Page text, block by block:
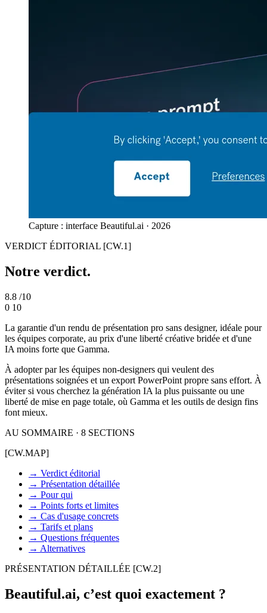
Capture : interface Beautiful.ai · 2026
VERDICT ÉDITORIAL [CW.1]
Notre verdict.
8.8 /10
0 10
La garantie d'un rendu de présentation pro sans designer, idéale pour
les équipes corporate, au prix d'une liberté créative bridée et d'une
IA moins forte que Gamma.
À adopter par les équipes non-designers qui veulent des
présentations soignées et un export PowerPoint propre sans effort. À
éviter si vous cherchez la génération IA la plus puissante ou une
liberté de mise en page totale, où Gamma et les outils de design fins
font mieux.
AU SOMMAIRE · 8 SECTIONS
[CW.MAP]
→ Verdict éditorial
→ Présentation détaillée
→ Pour qui
→ Points forts et limites
→ Cas d'usage concrets
→ Tarifs et plans
→ Questions fréquentes
→ Alternatives
PRÉSENTATION DÉTAILLÉE [CW.2]
Beautiful.ai, c’est quoi exactement ?